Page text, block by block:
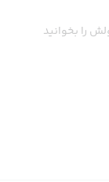
را بخوانید
المشهور بين